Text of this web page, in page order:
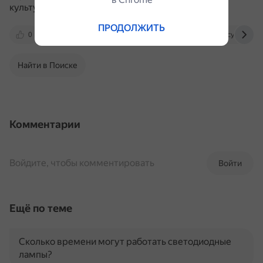
культурно чувствительным.
0
Найти в Поиске
Комментарии
Войти
Войдите, чтобы комментировать
Ещё по теме
Сколько времени могут работать светодиодные
лампы?
ПРОДОЛЖИТЬ